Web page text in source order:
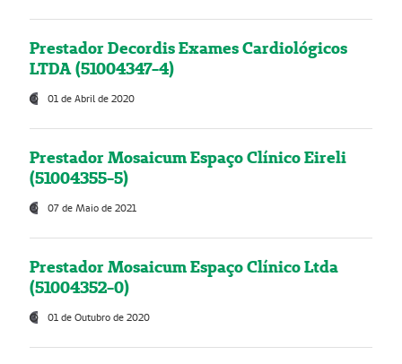
Prestador Decordis Exames Cardiológicos
LTDA (51004347-4)
01 de Abril de 2020
Prestador Mosaicum Espaço Clínico Eireli
(51004355-5)
07 de Maio de 2021
Prestador Mosaicum Espaço Clínico Ltda
(51004352-0)
01 de Outubro de 2020